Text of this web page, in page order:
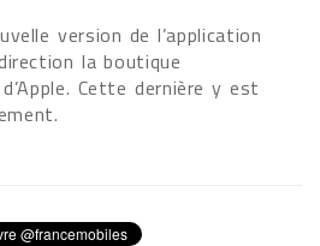
version de l’application
la boutique
Cette dernière y est